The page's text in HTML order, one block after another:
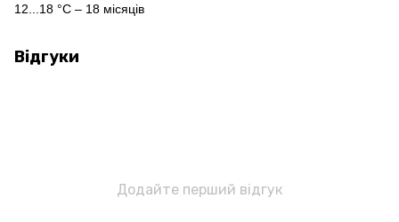
12...18 °С – 18 місяців
Відгуки
Додайте перший відгук